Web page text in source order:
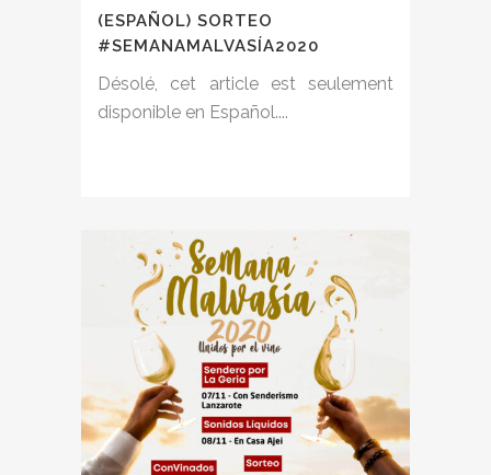
(ESPAÑOL) SORTEO
#SEMANAMALVASÍA2020
Désolé, cet article est seulement
disponible en Español....